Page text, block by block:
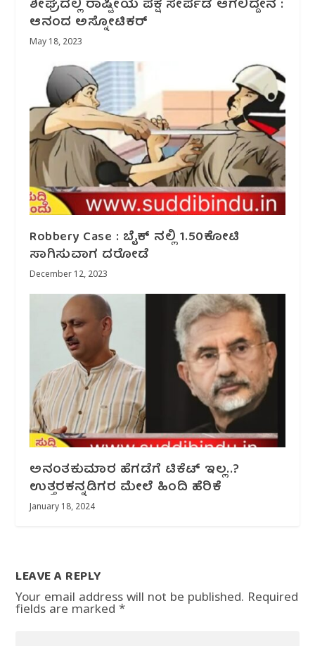
ಶೀಘ್ರದಲ್ಲಿ ರಾಷ್ಟೀಯ ಪಕ್ಷ ಸೇರ್ಪಡೆ ಆಗಲಿದ್ದೇನೆ :
ಆನಂದ ಅಸ್ನೋಟಿಕರ್
May 18, 2023
Robbery Case : ಬೈಕ್ ನಲ್ಲಿ 1.50ಕೋಟಿ
ಸಾಗಿಸುವಾಗ ದರೋಡೆ
December 12, 2023
ಅನಂತಕುಮಾರ ಹೆಗಡೆಗೆ ಟಿಕೆಟ್ ಇಲ್ಲ..?
ಉತ್ತರಕನ್ನಡಿಗರ ಮೇಲೆ ಹಿಂದಿ ಹೆರಿಕೆ
January 18, 2024
LEAVE A REPLY
Your email address will not be published. Required
fields are marked*